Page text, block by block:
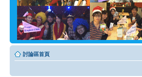
討論區首頁